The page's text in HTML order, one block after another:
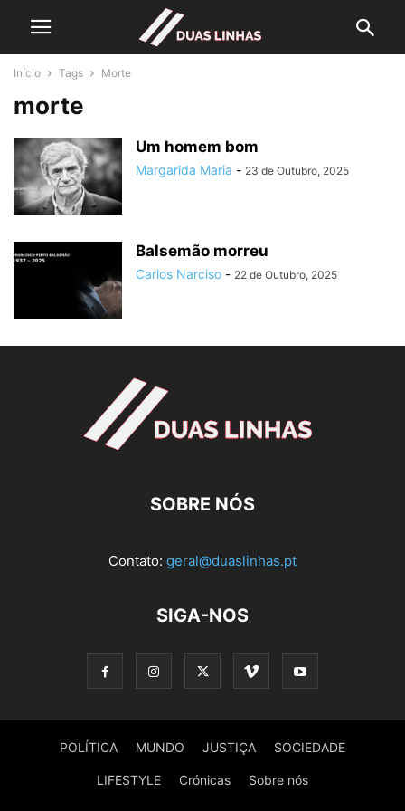
Início Tags Morte
morte
Um homem bom
Margarida Maria - 23 de Outubro, 2025
Balsemão morreu
Carlos Narciso - 22 de Outubro, 2025
SOBRE NÓS
Contato: geral@duaslinhas.pt
SIGA-NOS
POLÍTICA MUNDO JUSTIÇA SOCIEDADE
LIFESTYLE Crónicas Sobre nós